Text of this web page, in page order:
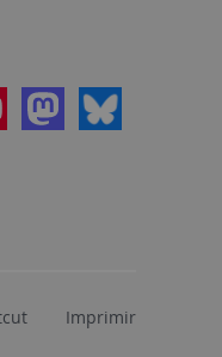
Mastodon
Bluesky
Imprimir